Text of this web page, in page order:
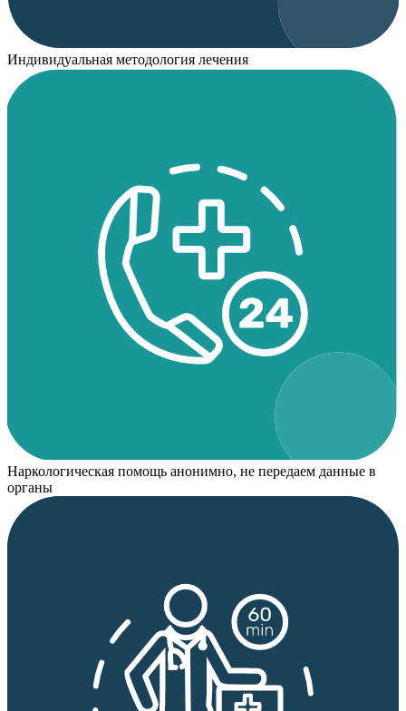
Индивидуальная методология лечения
Наркологическая помощь анонимно, не передаем данные в
органы